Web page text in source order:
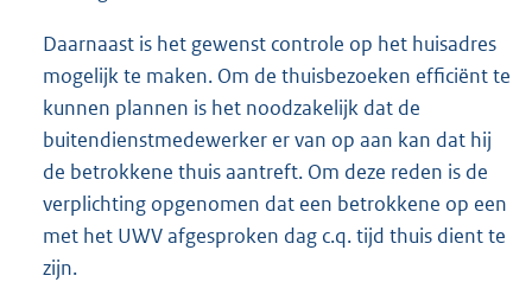
Daarnaast is het gewenst controle op het huisadres
mogelijk te maken. Om de thuisbezoeken efficiënt te
kunnen plannen is het noodzakelijk dat de
buitendienstmedewerker er van op aan kan dat hij
de betrokkene thuis aantreft. Om deze reden is de
verplichting opgenomen dat een betrokkene op een
met het UWV afgesproken dag c.q. tijd thuis dient te
zijn.